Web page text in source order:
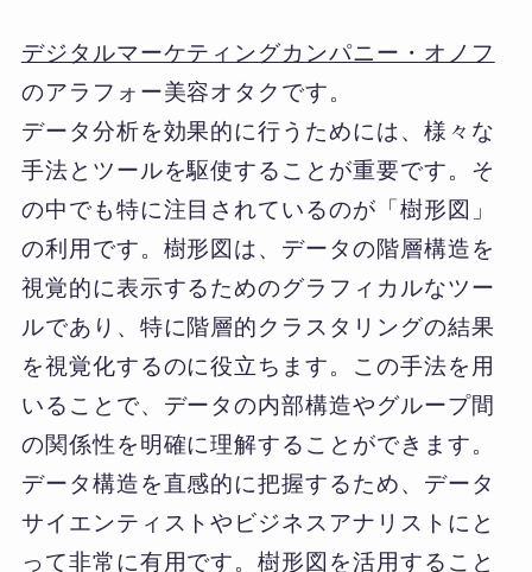
デジタルマーケティングカンパニー・オノフ
のアラフォー美容オタクです。
データ分析を効果的に行うためには、様々な
手法とツールを駆使することが重要です。そ
の中でも特に注目されているのが「樹形図」
の利用です。樹形図は、データの階層構造を
視覚的に表示するためのグラフィカルなツー
ルであり、特に階層的クラスタリングの結果
を視覚化するのに役立ちます。この手法を用
いることで、データの内部構造やグループ間
の関係性を明確に理解することができます。
データ構造を直感的に把握するため、データ
サイエンティストやビジネスアナリストにと
って非常に有用です。樹形図を活用すること